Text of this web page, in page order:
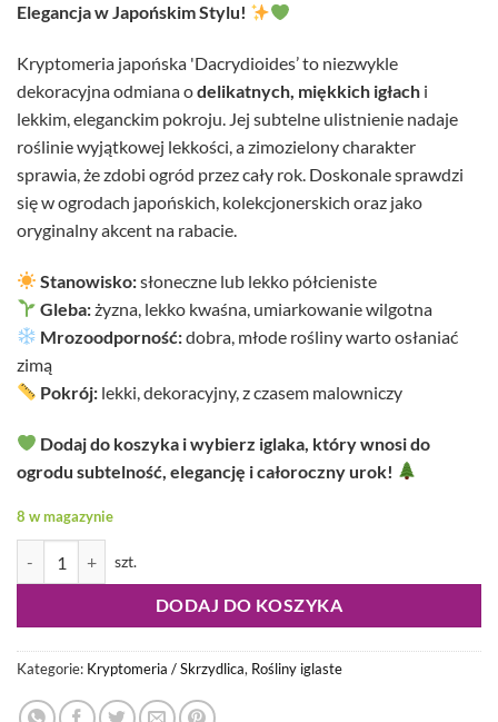
Elegancja w Japońskim Stylu!
Kryptomeria japońska 'Dacrydioides’ to niezwykle
dekoracyjna odmiana odelikatnych, miękkich igłach i
lekkim, eleganckim pokroju. Jej subtelne ulistnienie nadaje
roślinie wyjątkowej lekkości, a zimozielony charakter
sprawia, że zdobi ogród przez cały rok. Doskonale sprawdzi
się w ogrodach japońskich, kolekcjonerskich oraz jako
oryginalny akcent na rabacie.
Stanowisko:słoneczne lub lekko półcieniste
Gleba:żyzna, lekko kwaśna, umiarkowanie wilgotna
Mrozoodporność:dobra, młode rośliny warto osłaniać
zimą
Pokrój: lekki, dekoracyjny, z czasem malowniczy
Dodaj do koszyka i wybierz iglaka, który wnosi do
ogrodu subtelność, elegancję i całoroczny urok!
8 w magazynie
DODAJ DO KOSZYKA
Kategorie: Kryptomeria / Skrzydlica, Rośliny iglaste